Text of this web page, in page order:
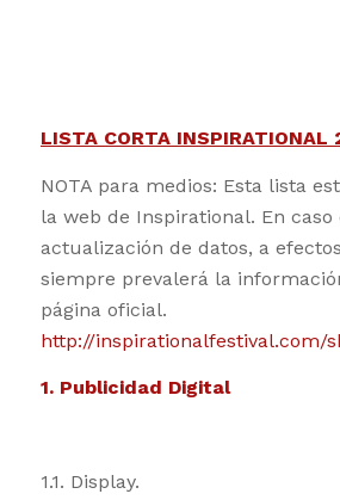
LISTA CORTA INSPIRATIONAL
NOTA para medios: Esta lista
la web de Inspirational. En caso
actualización de datos, a
siempre prevalerá la
página oficial.
http://inspirationalfestival.com/
1. Publicidad Digital
1.1. Display.